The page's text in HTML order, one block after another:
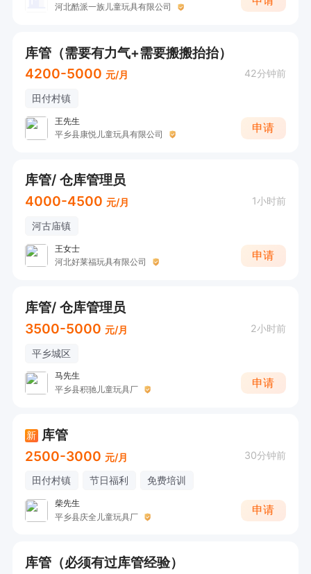
河北酷派一族儿童玩具有限公司
库管（需要有力气+需要搬搬抬抬）
4200-5000 元/月 42分钟前
田付村镇
王先生
平乡县康悦儿童玩具有限公司
申请
库管/ 仓库管理员
4000-4500 元/月 1小时前
河古庙镇
王女士
河北好莱福玩具有限公司
申请
库管/ 仓库管理员
3500-5000 元/月 2小时前
平乡城区
马先生
平乡县积驰儿童玩具厂
申请
新 库管
2500-3000 元/月 30分钟前
田付村镇 节日福利 免费培训
柴先生
平乡县庆全儿童玩具厂
申请
库管（必须有过库管经验）